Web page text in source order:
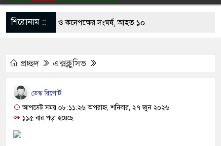
শিরোনাম ::
খাবার নিয়ে বর ও কনেপক্ষের সংঘর্ষ, আহত ১০
শঙ্কায় দেশজুড়ে পুলিশের সতর্কতা জারি
আ.লীগের গোপন বৈঠক থেকে গ্রেপ্তার ৬
যুবদল সভাপতি আটক, ভিডিও ভাইরাল
ফিরলে দায়ী থাকবে জামায়াত-এনসিপি: রাশেদ খাঁন
প্রচ্ছদ এক্সক্লুসিভ
ডেস্ক রিপোর্ট
আপডেট সময় ০৮:১১:২৬ অপরাহ্ন, শনিবার, ২৭ জুন ২০২৬
১১৫ বার পড়া হয়েছে